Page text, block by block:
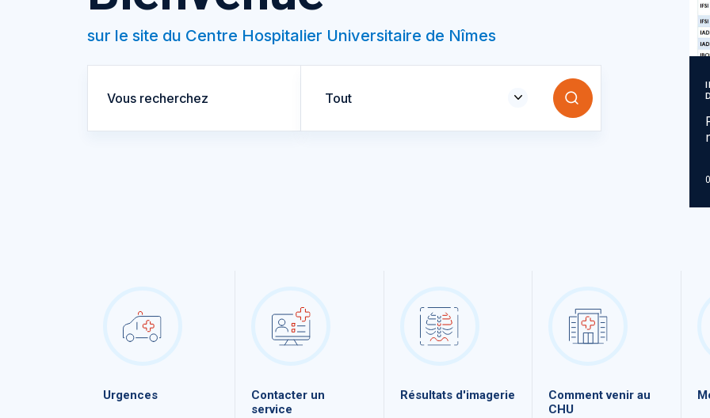
sur le site du Centre Hospitalier Universitaire de Nîmes
Tout
Urgences
Contacter un
service
Résultats d'imagerie
Comment venir au
CHU